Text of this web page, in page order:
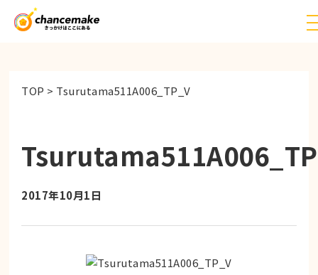
TOP > Tsurutama511A006_TP_V
2017年10月1日